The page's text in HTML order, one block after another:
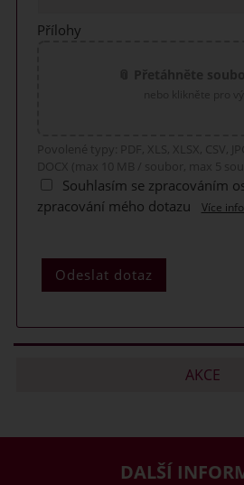
Přílohy
Povolené typy: PDF, XLS, XLSX, CSV,
DOCX (max 10 MB / soubor, max 5
Souhlasím se zpracováním
zpracování mého dotazu
Více
AKCE
DALŠÍ